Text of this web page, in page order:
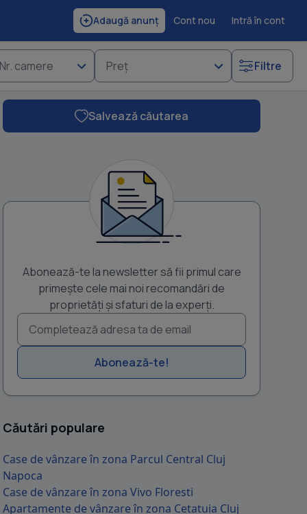
Adaugă anunț Cont nou Intră în cont
Nr. camere Preț Filtre
Salvează căutarea
Abonează-te la newsletter să fii primul care
primește cele mai noi recomandări de
proprietăți și sfaturi de la experți.
Abonează-te!
Căutări populare
Case de vânzare în zona Parcul Central Cluj
Napoca
Case de vânzare în zona Vivo Floresti
Apartamente de vânzare în zona Cetatuia Cluj